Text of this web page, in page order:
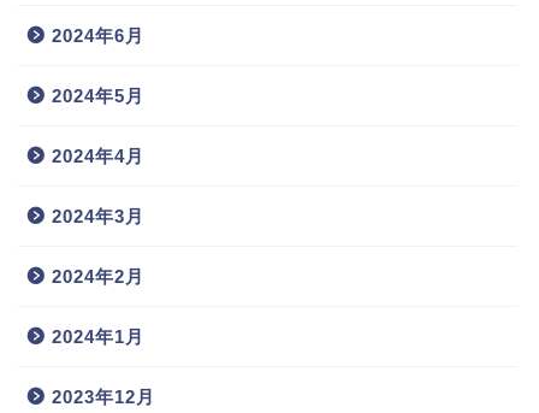
2024年6月
2024年5月
2024年4月
2024年3月
2024年2月
2024年1月
2023年12月